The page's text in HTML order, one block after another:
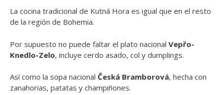
La cocina tradicional de Kutná Hora es igual que en el resto
de la región de Bohemia.
Por supuesto no puede faltar el plato nacional Vepřo-
Knedlo-Zelo, incluye cerdo asado, col y dumplings.
Así como la sopa nacional Česká Bramborová, hecha con
zanahorias, patatas y champiñones.